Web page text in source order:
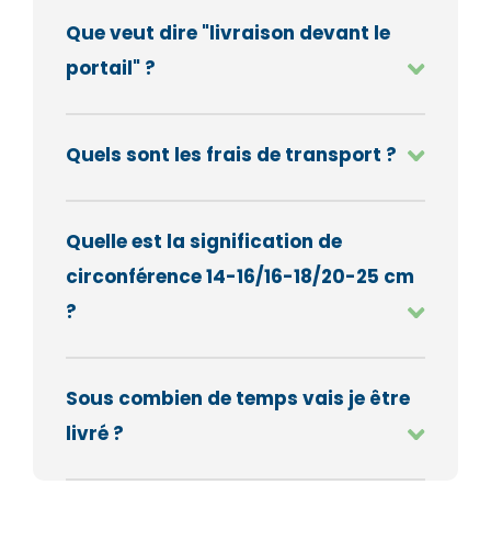
Que veut dire "livraison devant le
portail" ?
Quels sont les frais de transport ?
Quelle est la signification de
circonférence 14-16/16-18/20-25 cm
?
Sous combien de temps vais je être
livré ?